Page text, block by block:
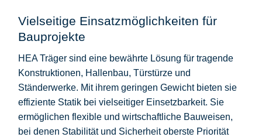
Vielseitige Einsatzmöglichkeiten für
Bauprojekte
HEA Träger sind eine bewährte Lösung für tragende
Konstruktionen, Hallenbau, Türstürze und
Ständerwerke. Mit ihrem geringen Gewicht bieten sie
effiziente Statik bei vielseitiger Einsetzbarkeit. Sie
ermöglichen flexible und wirtschaftliche Bauweisen,
bei denen Stabilität und Sicherheit oberste Priorität